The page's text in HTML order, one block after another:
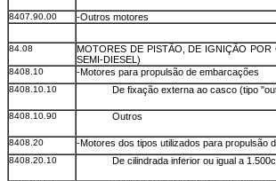
8407.90.00 -Outros motores
84.08
MOTORES DE PISTÃO, DE IGNIÇÃO
SEMI-DIESEL)
8408.10 -Motores para propulsão de embarcações
8408.10.10 De fixação externa ao casco (tipo
8408.10.90 Outros
8408.20 -Motores dos tipos utilizados para propulsão
8408.20.10 De cilindrada inferior ou igual a